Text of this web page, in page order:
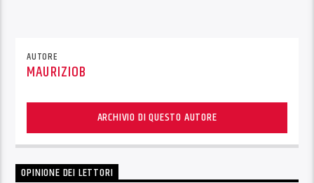
AUTORE
MAURIZIOB
ARCHIVIO DI QUESTO AUTORE
OPINIONE DEI LETTORI